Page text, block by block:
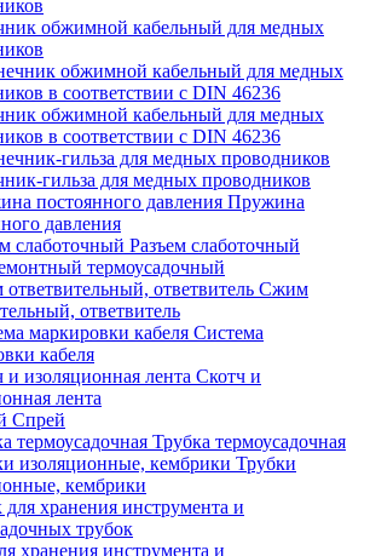
обжимной кабельный для медных
обжимной кабельный для медных
в соответствии с DIN 46236
гильза для медных проводников
Пружина
давления
Разъем слаботочный
термоусадочный
Сжим
ответвитель
Система
кабеля
Скотч и
лента
Спрей
Трубка термоусадочная
Трубки
кембрики
хранения инструмента и